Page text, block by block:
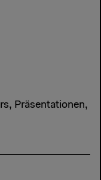
Präsentationen,